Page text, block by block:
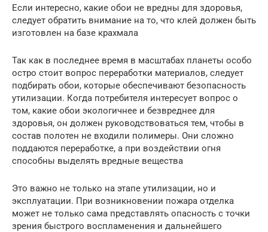
Если интересно, какие обои не вредны для здоровья,
следует обратить внимание на то, что клей должен быть
изготовлен на базе крахмала
Так как в последнее время в масштабах планеты особо
остро стоит вопрос переработки материалов, следует
подбирать обои, которые обеспечивают безопасность
утилизации. Когда потребителя интересует вопрос о
том, какие обои экологичнее и безвреднее для
здоровья, он должен руководствоваться тем, чтобы в
состав полотен не входили полимеры. Они сложно
поддаются переработке, а при воздействии огня
способны выделять вредные вещества
Это важно не только на этапе утилизации, но и
эксплуатации. При возникновении пожара отделка
может не только сама представлять опасность с точки
зрения быстрого воспламенения и дальнейшего